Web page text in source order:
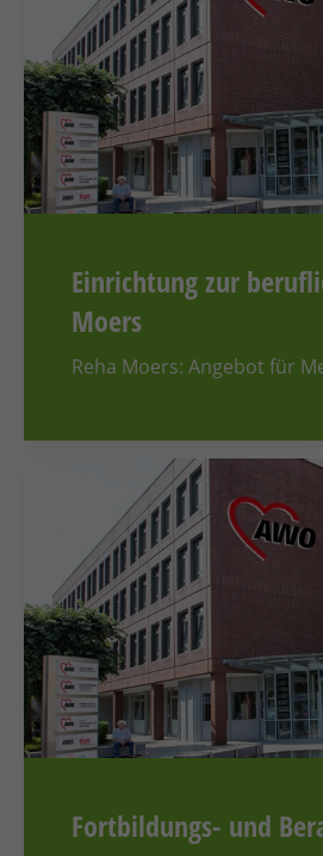
Einrichtung zur
Moers
Reha Moers: Angebot für
Fortbildungs- und